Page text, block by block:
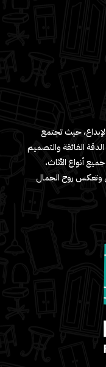
حيث تجتمع
تمتد لأكثر من ٣٠ عامًا مع الدقة الفائقة والتصميم
أنواع الأثاث،
وتعكس روح الجمال